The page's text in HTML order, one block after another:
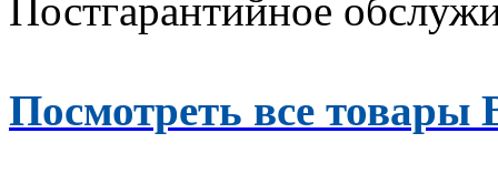
Постгарантийное
Посмотреть все товары